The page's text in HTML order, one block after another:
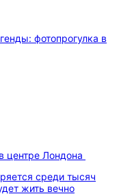
центре Лондона
среди тысяч
жить вечно